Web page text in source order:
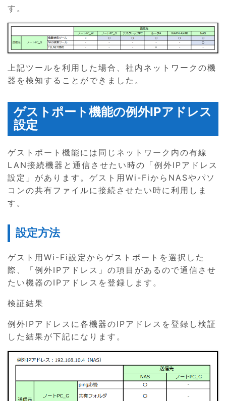
す。
上記ツールを利用した場合、社内ネットワークの機
器を検知することができました。
ゲストポート機能の例外IPアドレス
設定
ゲストポート機能には同じネットワーク内の有線
LAN接続機器と通信させたい時の「例外IPアドレス
設定」があります。ゲスト用Wi-FiからNASやパソ
コンの共有ファイルに接続させたい時に利用しま
す。
設定方法
ゲスト用Wi-Fi設定からゲストポートを選択した
際、「例外IPアドレス」の項目があるので通信させ
たい機器のIPアドレスを登録します。
検証結果
例外IPアドレスに各機器のIPアドレスを登録し検証
した結果が下記になります。